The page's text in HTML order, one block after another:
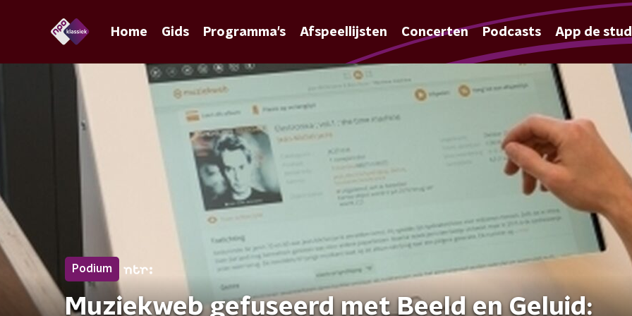
Home Gids Programma's Afspeellijsten Concerten Podcasts App de
Podium
Muziekweb gefuseerd met Beeld en Geluid: